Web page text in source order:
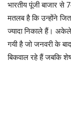
भारतीय पूंजी बाजार से
मतलब है कि उन्होंने
ज्यादा निकाले हैं।
गयी है जो जनवरी के
बिकवाल रहे हैं जबकि